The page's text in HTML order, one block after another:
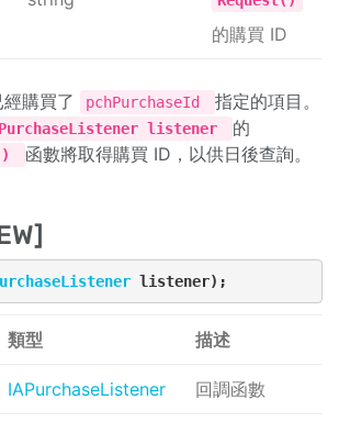
的購買 ID
購買了 pchPurchaseId
指定的項目。
listener 的
函數將取得購買 ID，以供日後查詢。
listener);
類型 描述
IAPurchaseListener 回調函數